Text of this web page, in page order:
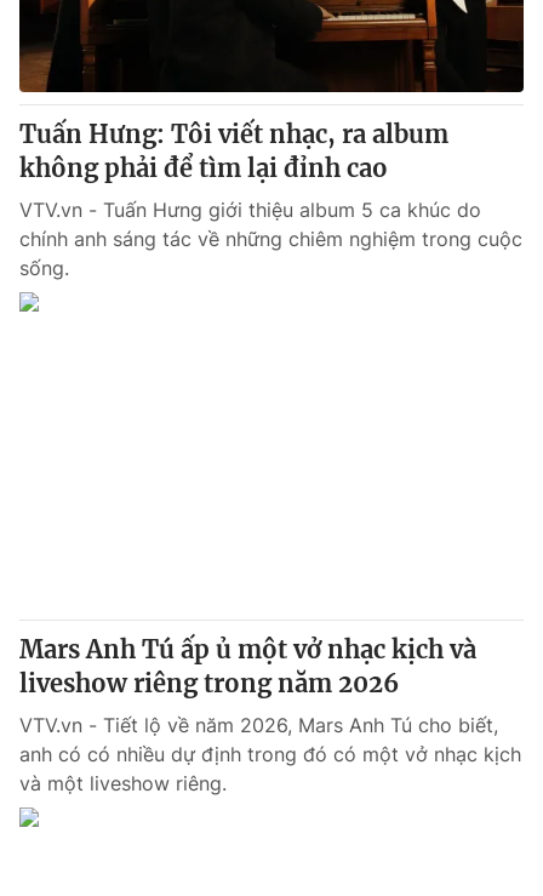
Thị trường 24h Tấm lòng Việt
VTV4 Vươn mình bằng AI
VTV9 VTV8
Liên hệ tòa soạn English
Tổng Biên tập:Vũ Thanh Thủy
Phó Tổng Biên tập: Nguyễn Thị Mỹ Hạnh, Phạm Quốc Thắng,
Nguyễn Trọng Ninh
Tổng đài VTV:
024.38 355 931 - 024.38 355 932
Ðiện thoại Thời báo VTV:024.66 897 897
Email:toasoan@vtv.vn
Liên hệ quảng cáo:
Tuấn Hưng: Tôi viết nhạc, ra album
không phải để tìm lại đỉnh cao
VTV.vn - Tuấn Hưng giới thiệu album 5 ca khúc do
chính anh sáng tác về những chiêm nghiệm trong cuộc
sống.
Mars Anh Tú ấp ủ một vở nhạc kịch và
liveshow riêng trong năm 2026
VTV.vn - Tiết lộ về năm 2026, Mars Anh Tú cho biết,
anh có có nhiều dự định trong đó có một vở nhạc kịch
và một liveshow riêng.